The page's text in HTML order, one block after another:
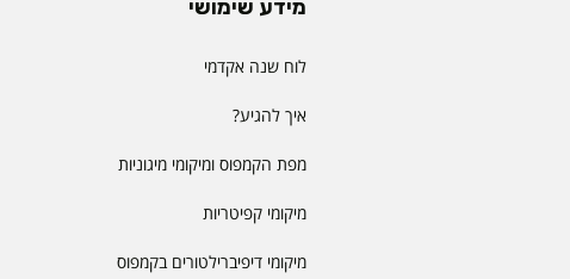
מידע שימושי
לוח שנה אקדמי
איך להגיע?
מפת הקמפוס ומיקומי מיגוניות
מיקומי קפיטריות
מיקומי דיפיברילטורים בקמפוס